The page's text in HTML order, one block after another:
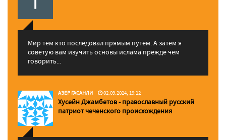
Мир тем кто последовал прямым путем. А затем я
советую вам изучить основы ислама прежде чем
говорить...
АЗЕР ГАСАНЛИ 02.09.2024, 19:12
Хусейн Джамбетов - православный русский
патриот чеченского происхождения